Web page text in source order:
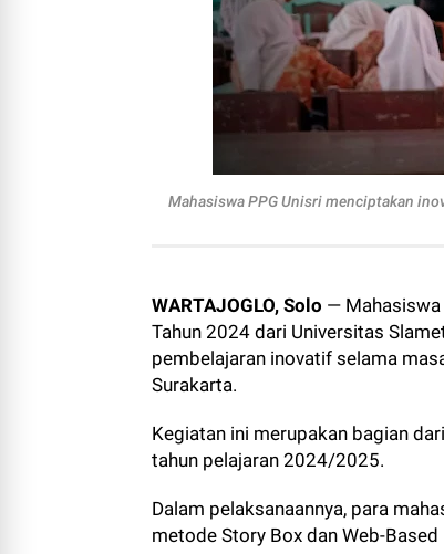
Mahasiswa PPG Unisri menciptakan
WARTAJOGLO, Solo — Mahasiswa
Tahun 2024 dari Universitas
pembelajaran inovatif selama
Surakarta.
Kegiatan ini merupakan bagian
tahun pelajaran 2024/2025.
Dalam pelaksanaannya, para
metode Story Box dan Web-Based